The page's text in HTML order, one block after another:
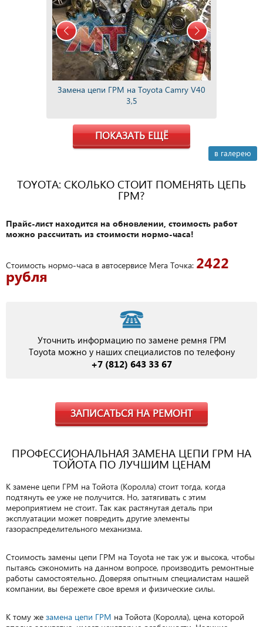
Замена цепи ГРМ на Toyota Camry V40
3,5
ПОКАЗАТЬ ЕЩЁ
в галерею
TOYOTA: СКОЛЬКО СТОИТ ПОМЕНЯТЬ ЦЕПЬ
ГРМ?
Прайс-лист находится на обновлении, стоимость работ
можно рассчитать из стоимости нормо-часа!
Стоимость нормо-часа в автосервисе Мега Точка: 2422
рубля
Уточнить информацию по замене ремня ГРМ
Toyota можно у наших специалистов по телефону
+7 (812) 643 33 67
ЗАПИСАТЬСЯ НА РЕМОНТ
ПРОФЕССИОНАЛЬНАЯ ЗАМЕНА ЦЕПИ ГРМ НА
ТОЙОТА ПО ЛУЧШИМ ЦЕНАМ
К замене цепи ГРМ на Тойота (Королла) стоит тогда, когда
подтянуть ее уже не получится. Но, затягивать с этим
мероприятием не стоит. Так как растянутая деталь при
эксплуатации может повредить другие элементы
газораспределительного механизма.
Стоимость замены цепи ГРМ на Toyota не так уж и высока, чтобы
пытаясь сэкономить на данном вопросе, производить ремонтные
работы самостоятельно. Доверяя опытным специалистам нашей
компании, вы бережете свое время и физические силы.
К тому же замена цепи ГРМ на Тойота (Королла), цена которой